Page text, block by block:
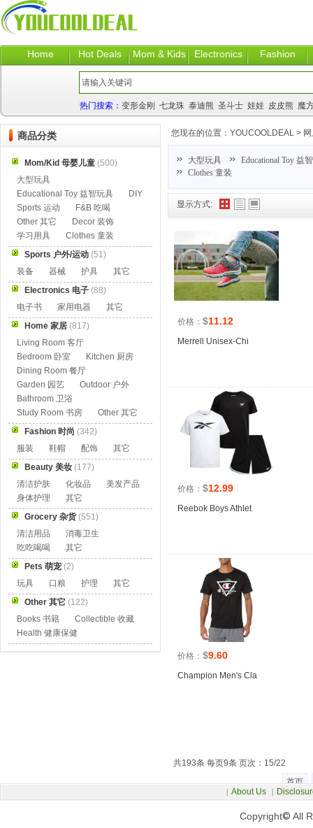
Home Hot Deals Mom & Kids Electronics Fashion
热门搜索： 变形金刚 七龙珠 泰迪熊 圣斗士 娃娃 皮皮熊 魔
显示方式:
价格： $11.12
Merrell Unisex-Chi
价格： $12.99
Reebok Boys Athlet
价格： $9.60
Champion Men's Cla
共193条 每页9条 页次：15/22
首页
您现在的位置： YOUCOOLDEAL >
大型玩具
Educational Toy 益
Clothes 童装
商品分类
Mom/Kid 母婴儿童 (500)
大型玩具
Educational Toy 益智玩具
DIY
Sports 运动
F&B 吃喝
Other 其它
Decor 装饰
学习用具
Clothes 童装
Sports 户外/运动 (51)
装备
器械 护具
其它
Electronics 电子 (88)
电子书
家用电器
其它
Home 家居 (817)
Living Room 客厅
Bedroom 卧室
Kitchen 厨房
Dining Room 餐厅
Garden 园艺
Outdoor 户外
Bathroom 卫浴
Study Room 书房
Other 其它
Fashion 时尚 (342)
服装
鞋帽 配饰
其它
Beauty 美妆 (177)
清洁护肤
化妆品
美发产品
身体护理
其它
Grocery 杂货(551)
清洁用品
消毒卫生
吃吃喝喝
其它
Pets 萌宠 (2)
玩具
口粮 护理
其它
Other 其它 (122)
Books 书籍
Collectible 收藏
Health 健康保健
Copyright© All
| About Us |